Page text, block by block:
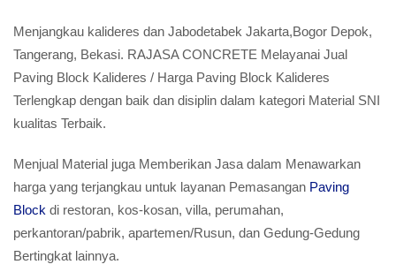
Menjangkau kalideres dan Jabodetabek Jakarta,Bogor Depok,
Tangerang, Bekasi. RAJASA CONCRETE Melayanai Jual
Paving Block Kalideres / Harga Paving Block Kalideres
Terlengkap dengan baik dan disiplin dalam kategori Material SNI
kualitas Terbaik.
Menjual Material juga Memberikan Jasa dalam Menawarkan
harga yang terjangkau untuk layanan Pemasangan Paving
Block di restoran, kos-kosan, villa, perumahan,
perkantoran/pabrik, apartemen/Rusun, dan Gedung-Gedung
Bertingkat lainnya.